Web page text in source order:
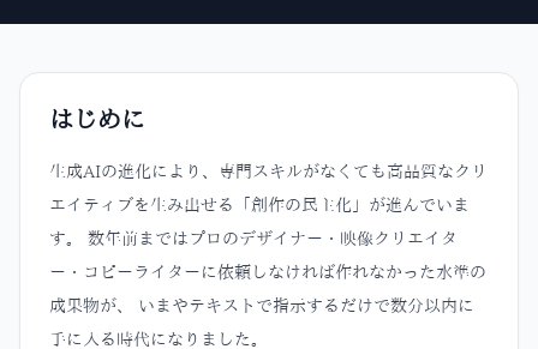
はじめに
生成AIの進化により、専門スキルがなくても高品質なクリ
エイティブを生み出せる「創作の民主化」が進んでいま
す。 数年前まではプロのデザイナー・映像クリエイタ
ー・コピーライターに依頼しなければ作れなかった水準の
成果物が、 いまやテキストで指示するだけで数分以内に
手に入る時代になりました。